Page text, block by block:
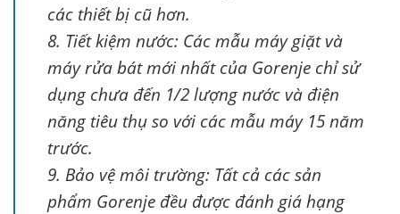
các thiết bị cũ hơn.
8. Tiết kiệm nước: Các mẫu máy giặt và
máy rửa bát mới nhất của Gorenje chỉ sử
dụng chưa đến 1/2 lượng nước và điện
năng tiêu thụ so với các mẫu máy 15 năm
trước.
9. Bảo vệ môi trường: Tất cả các sản
phẩm Gorenje đều được đánh giá hạng